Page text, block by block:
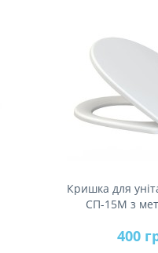
Кришка для
СП-15M з
400